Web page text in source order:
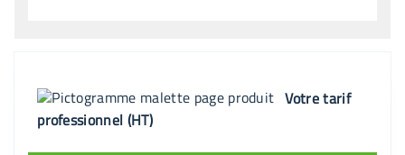
Votre tarif
professionnel (HT)